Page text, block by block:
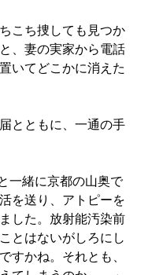
こち捜しても見つか
、妻の実家から電話
いてどこかに消えた
とともに、一通の手
一緒に京都の山奥で
を送り、アトピーを
した。放射能汚染前
とはないがしろにし
すかね。それとも、